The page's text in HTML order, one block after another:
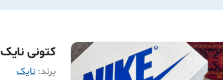
کتونی نایک v2k
برند: نایک